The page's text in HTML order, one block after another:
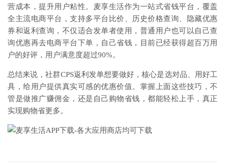
营成本，提升用户粘性。麦享生活作为一站式省钱平台，覆盖
全主流电商平台，支持多平台比价、历史价格查询、隐藏优惠
券和返利查询，不仅适合发单者使用，普通用户也可以自己查
询优惠再去电商平台下单，自己省钱，目前已经获得超百万用
户的好评，用户满意度超过90%。
总结来说，社群CPS返利发单想要做好，核心是选对品、用好工
具，给用户提供真实可感的优惠价值。掌握上面这些技巧，不
管是做推广赚佣金，还是自己购物省钱，都能轻松上手，真正
实现购物省更多。